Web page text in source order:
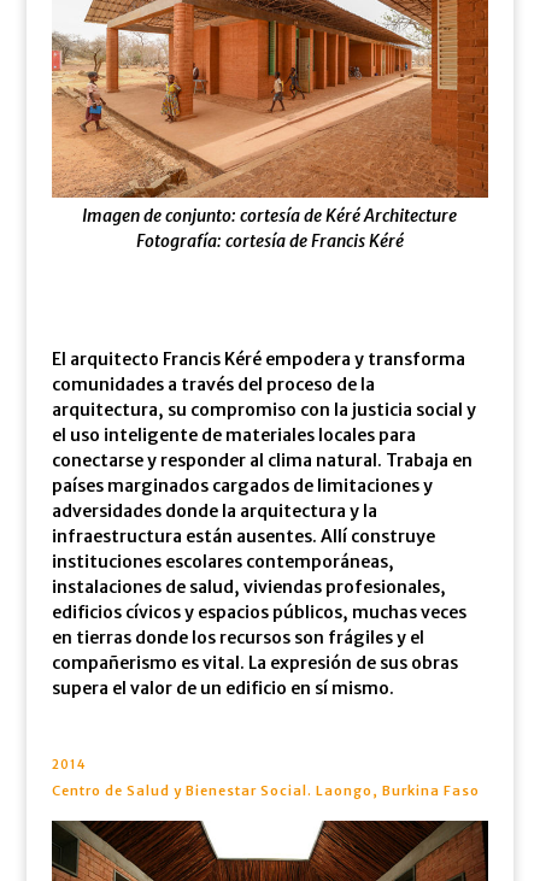
Imagen de conjunto: cortesía de Kéré Architecture
Fotografía: cortesía de Francis Kéré
El arquitecto Francis Kéré empodera y transforma
comunidades a través del proceso de la
arquitectura, su compromiso con la justicia social y
el uso inteligente de materiales locales para
conectarse y responder al clima natural. Trabaja en
países marginados cargados de limitaciones y
adversidades donde la arquitectura y la
infraestructura están ausentes. Allí construye
instituciones escolares contemporáneas,
instalaciones de salud, viviendas profesionales,
edificios cívicos y espacios públicos, muchas veces
en tierras donde los recursos son frágiles y el
compañerismo es vital. La expresión de sus obras
supera el valor de un edificio en sí mismo.
2014
Centro de Salud y Bienestar Social. Laongo, Burkina Faso